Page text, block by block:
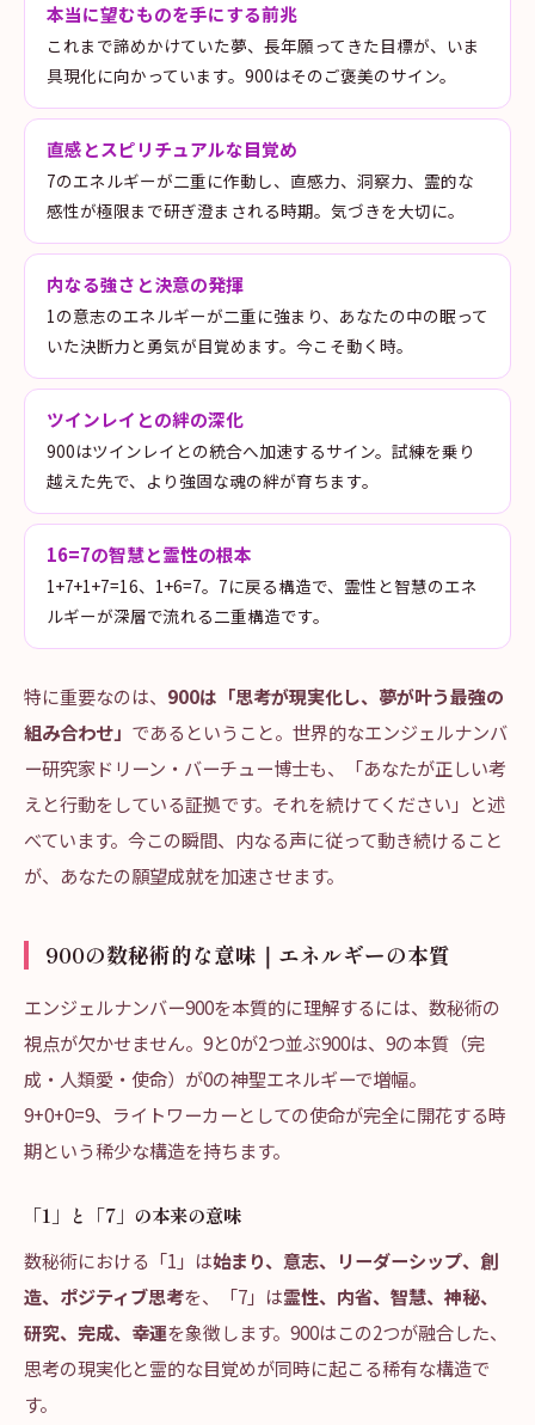
本当に望むものを手にする前兆
これまで諦めかけていた夢、長年願ってきた目標が、いま
具現化に向かっています。900はそのご褒美のサイン。
直感とスピリチュアルな目覚め
7のエネルギーが二重に作動し、直感力、洞察力、霊的な
感性が極限まで研ぎ澄まされる時期。気づきを大切に。
内なる強さと決意の発揮
1の意志のエネルギーが二重に強まり、あなたの中の眠って
いた決断力と勇気が目覚めます。今こそ動く時。
ツインレイとの絆の深化
900はツインレイとの統合へ加速するサイン。試練を乗り
越えた先で、より強固な魂の絆が育ちます。
16=7の智慧と霊性の根本
1+7+1+7=16、1+6=7。7に戻る構造で、霊性と智慧のエネ
ルギーが深層で流れる二重構造です。
特に重要なのは、 900は「思考が現実化し、夢が叶う最強の
組み合わせ」 であるということ。世界的なエンジェルナンバ
ー研究家ドリーン・バーチュー博士も、「あなたが正しい考
えと行動をしている証拠です。それを続けてください」と述
べています。今この瞬間、内なる声に従って動き続けること
が、あなたの願望成就を加速させます。
900の数秘術的な意味｜エネルギーの本質
エンジェルナンバー900を本質的に理解するには、数秘術の
視点が欠かせません。9と0が2つ並ぶ900は、9の本質（完
成・人類愛・使命）が0の神聖エネルギーで増幅。
9+0+0=9、ライトワーカーとしての使命が完全に開花する時
期という稀少な構造を持ちます。
「1」と「7」の本来の意味
数秘術における「1」は始まり、意志、リーダーシップ、創
造、ポジティブ思考を、「7」は霊性、内省、智慧、神秘、
研究、完成、幸運を象徴します。900はこの2つが融合した、
思考の現実化と霊的な目覚めが同時に起こる稀有な構造で
す。